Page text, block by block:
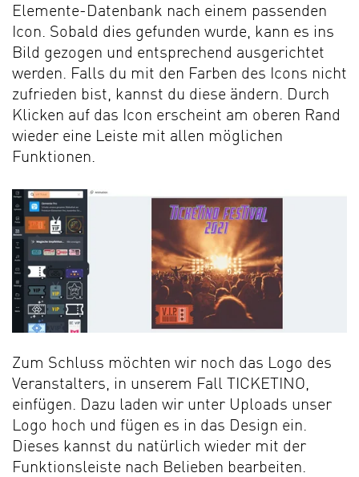
Elemente-Datenbank nach einem passenden
Icon. Sobald dies gefunden wurde, kann es ins
Bild gezogen und entsprechend ausgerichtet
werden. Falls du mit den Farben des Icons nicht
zufrieden bist, kannst du diese ändern. Durch
Klicken auf das Icon erscheint am oberen Rand
wieder eine Leiste mit allen möglichen
Funktionen.
Zum Schluss möchten wir noch das Logo des
Veranstalters, in unserem Fall TICKETINO,
einfügen. Dazu laden wir unter Uploads unser
Logo hoch und fügen es in das Design ein.
Dieses kannst du natürlich wieder mit der
Funktionsleiste nach Belieben bearbeiten.